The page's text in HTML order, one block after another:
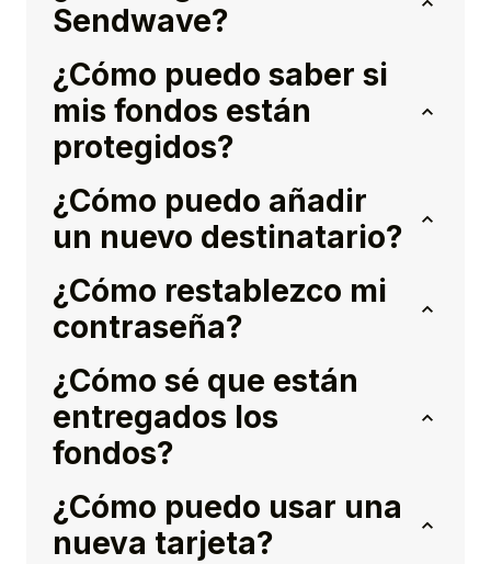
Sendwave?
¿Cómo puedo saber si
mis fondos están
protegidos?
¿Cómo puedo añadir
un nuevo destinatario?
¿Cómo restablezco mi
contraseña?
¿Cómo sé que están
entregados los
fondos?
¿Cómo puedo usar una
nueva tarjeta?